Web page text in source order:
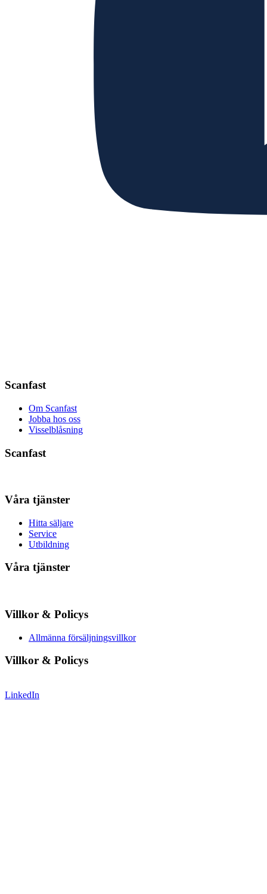
Scanfast
Om Scanfast
Jobba hos oss
Visselblåsning
Scanfast
Våra tjänster
Hitta säljare
Service
Utbildning
Våra tjänster
Villkor & Policys
Allmänna försäljningsvillkor
Villkor & Policys
LinkedIn